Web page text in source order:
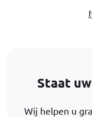
Staat
Wij helpen u